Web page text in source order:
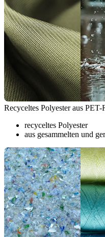
Recyceltes Polyester aus PET-
recyceltes Polyester
aus gesammelten und